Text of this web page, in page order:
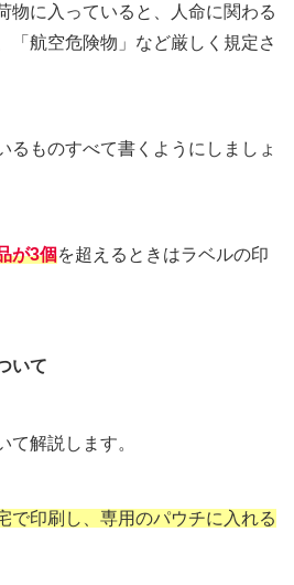
物に入っていると、人命に関わる
「航空危険物」など厳しく規定さ
るものすべて書くようにしましょ
が3個を超えるときはラベルの印
いて
て解説します。
で印刷し、専用のパウチに入れる